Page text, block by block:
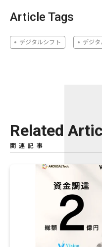
Article Tags
デジタルシフト デジ
Related
関連記事